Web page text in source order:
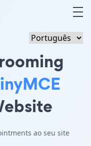
ao seu site